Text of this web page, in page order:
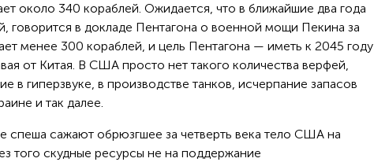
около 340 кораблей. Ожидается, что в ближайшие два года
говорится в докладе Пентагона о военной мощи Пекина за
менее 300 кораблей, и цель Пентагона — иметь к 2045 году
от Китая. В США просто нет такого количества верфей,
в гиперзвуке, в производстве танков, исчерпание запасов
и так далее.
спеша сажают обрюзгшее за четверть века тело США на
того скудные ресурсы не на поддержание